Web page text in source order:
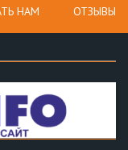
НАМ ОТЗЫВЫ